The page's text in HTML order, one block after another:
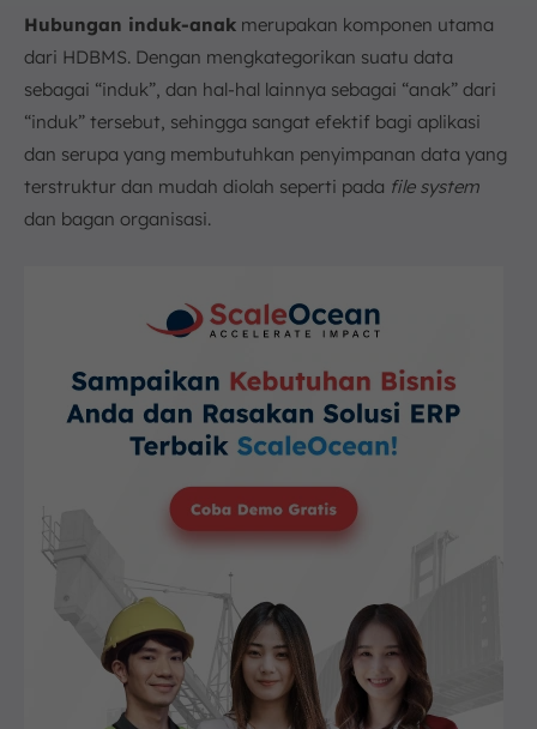
Hubungan induk-anak merupakan komponen utama
dari HDBMS. Dengan mengkategorikan suatu data
sebagai “induk”, dan hal-hal lainnya sebagai “anak” dari
“induk” tersebut, sehingga sangat efektif bagi aplikasi
dan serupa yang membutuhkan penyimpanan data yang
terstruktur dan mudah diolah seperti pada file system
dan bagan organisasi.